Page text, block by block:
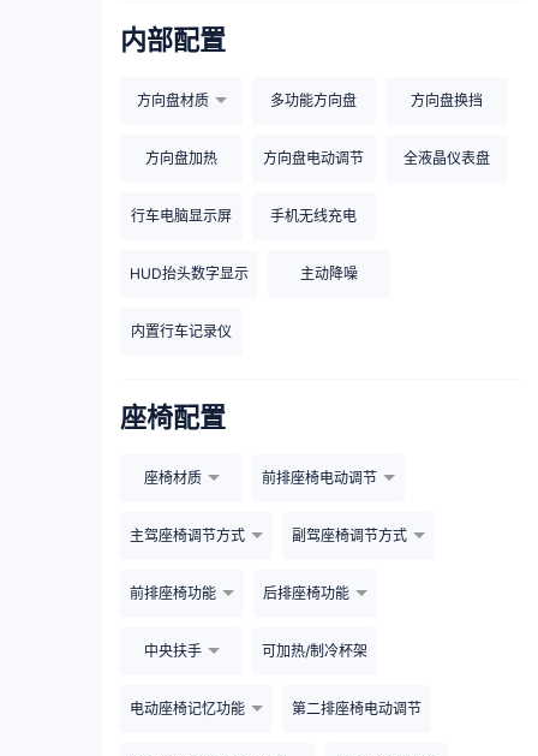
内部配置
方向盘材质 多功能方向盘 方向盘换挡
方向盘加热 方向盘电动调节 全液晶仪表盘
行车电脑显示屏 手机无线充电
HUD抬头数字显示 主动降噪
内置行车记录仪
座椅配置
座椅材质 前排座椅电动调节
主驾座椅调节方式 副驾座椅调节方式
前排座椅功能 后排座椅功能
中央扶手 可加热/制冷杯架
电动座椅记忆功能 第二排座椅电动调节